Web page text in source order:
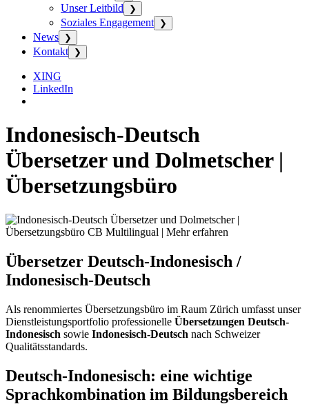
Unser Leitbild ❯
Soziales Engagement ❯
News ❯
Kontakt ❯
XING
LinkedIn
Indonesisch-Deutsch
Übersetzer und Dolmetscher |
Übersetzungsbüro
Übersetzer Deutsch-Indonesisch /
Indonesisch-Deutsch
Als renommiertes Übersetzungsbüro im Raum Zürich umfasst unser
Dienstleistungsportfolio professionelle Übersetzungen Deutsch-
Indonesisch sowie Indonesisch-Deutsch nach Schweizer
Qualitätsstandards.
Deutsch-Indonesisch: eine wichtige
Sprachkombination im Bildungsbereich